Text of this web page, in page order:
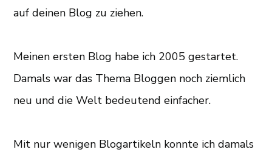
auf deinen Blog zu ziehen.
Meinen ersten Blog habe ich 2005 gestartet.
Damals war das Thema Bloggen noch ziemlich
neu und die Welt bedeutend einfacher.
Mit nur wenigen Blogartikeln konnte ich damals